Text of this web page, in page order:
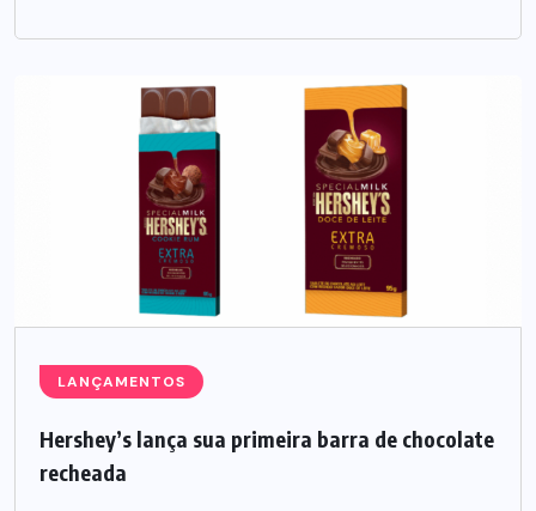
LANÇAMENTOS
Hershey’s lança sua primeira barra de chocolate
recheada